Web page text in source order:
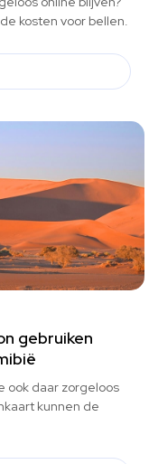
kosten voor bellen.
gebruiken
ook daar zorgeloos
kunnen de